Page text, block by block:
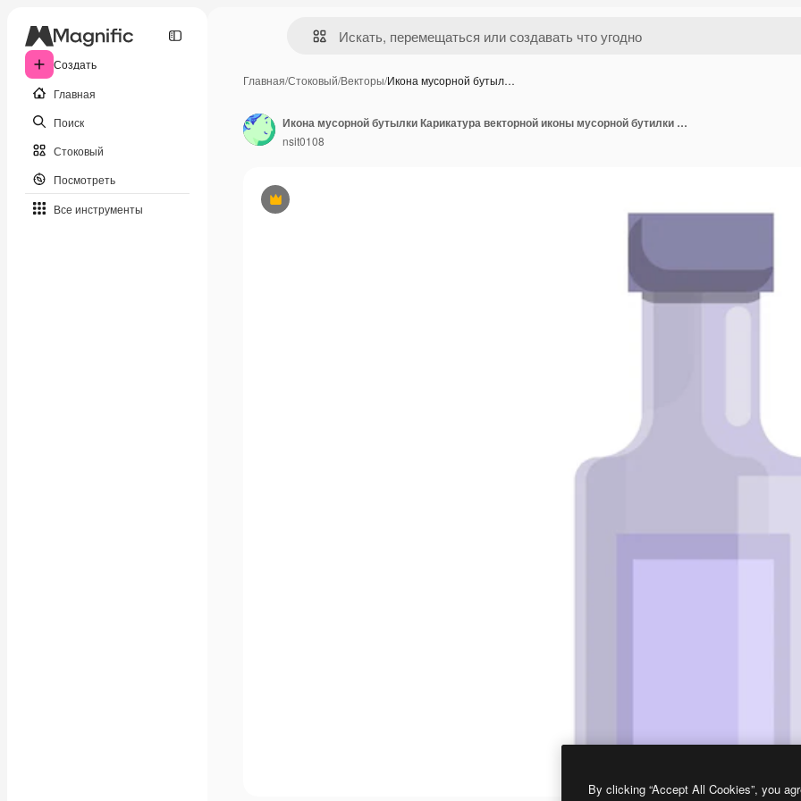
Создать
Главная
Поиск
Стоковый
Посмотреть
Все инструменты
Главная/Стоковый/Векторы/Икона мусорной бутыл…
Премиум
Икона мусорной бутылки Карикатура векторной иконы мусорной бутилки для веб-дизайна, изолированная на белом фоне
nsit0108
By clicking “Accept All Cookies”, you